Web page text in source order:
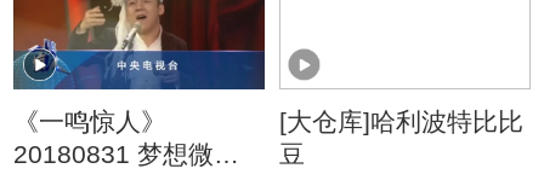
《一鸣惊人》
20180831 梦想微剧
[大仓库]哈利波特比比
豆